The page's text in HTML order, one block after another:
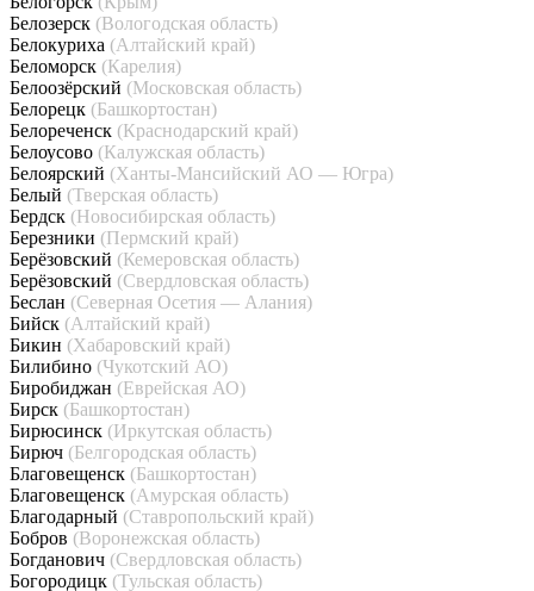
Белозерск (Вологодская область)
Белокуриха (Алтайский край)
Беломорск (Карелия)
Белоозёрский (Московская область)
Белорецк (Башкортостан)
Белореченск (Краснодарский край)
Белоусово (Калужская область)
Белоярский (Ханты-Мансийский АО — Югра)
Белый (Тверская область)
Бердск (Новосибирская область)
Березники (Пермский край)
Берёзовский (Кемеровская область)
Берёзовский (Свердловская область)
Беслан (Северная Осетия — Алания)
Бийск (Алтайский край)
Бикин (Хабаровский край)
Билибино (Чукотский АО)
Биробиджан (Еврейская АО)
Бирск (Башкортостан)
Бирюсинск (Иркутская область)
Бирюч (Белгородская область)
Благовещенск (Башкортостан)
Благовещенск (Амурская область)
Благодарный (Ставропольский край)
Бобров (Воронежская область)
Богданович (Свердловская область)
Богородицк (Тульская область)